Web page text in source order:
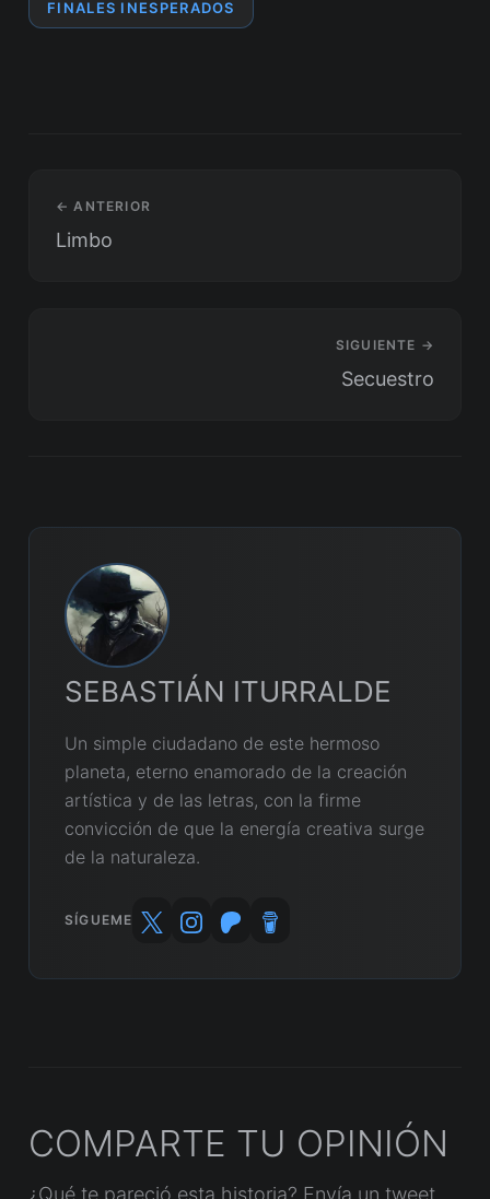
FINALES INESPERADOS
← ANTERIOR
Limbo
SIGUIENTE →
Secuestro
SEBASTIÁN ITURRALDE
Un simple ciudadano de este hermoso
planeta, eterno enamorado de la creación
artística y de las letras, con la firme
convicción de que la energía creativa surge
de la naturaleza.
SÍGUEME
COMPARTE TU OPINIÓN
¿Qué te pareció esta historia? Envía un tweet